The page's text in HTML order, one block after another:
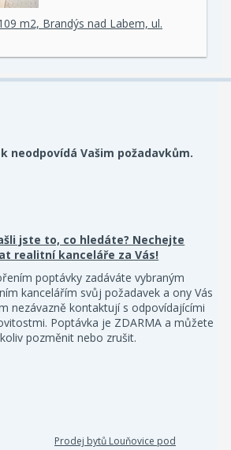
m2, Brandýs nad Labem, ul.
neodpovídá Vašim požadavkům.
jste to, co hledáte? Nechejte
realitní kanceláře za Vás!
poptávky zadáváte vybraným
kancelářím svůj požadavek a ony Vás
nezávazně kontaktují s odpovídajícími
Poptávka je ZDARMA a můžete
pozměnit nebo zrušit.
Prodej bytů Louňovice pod